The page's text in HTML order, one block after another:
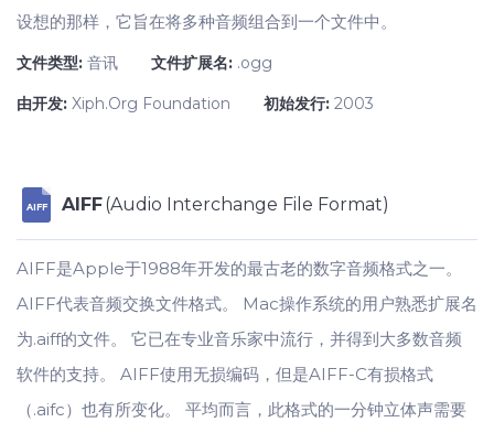
设想的那样，它旨在将多种音频组合到一个文件中。
文件类型: 音讯 文件扩展名: .ogg
由开发: Xiph.Org Foundation 初始发行: 2003
AIFF AIFF(Audio Interchange File Format)
AIFF是Apple于1988年开发的最古老的数字音频格式之一。
AIFF代表音频交换文件格式。 Mac操作系统的用户熟悉扩展名
为.aiff的文件。 它已在专业音乐家中流行，并得到大多数音频
软件的支持。 AIFF使用无损编码，但是AIFF-C有损格式
（.aifc）也有所变化。 平均而言，此格式的一分钟立体声需要